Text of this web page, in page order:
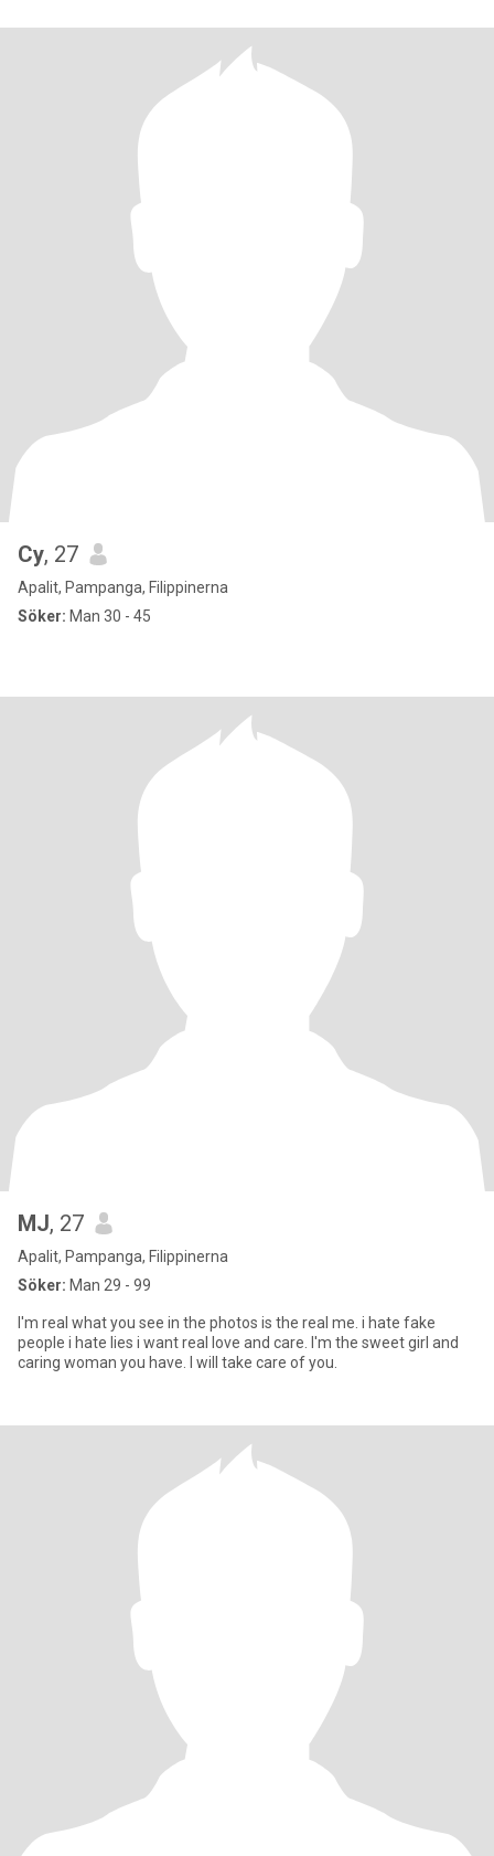
Cy, 27
Apalit, Pampanga, Filippinerna
Söker: Man 30 - 45
MJ, 27
Apalit, Pampanga, Filippinerna
Söker: Man 29 - 99
I'm real what you see in the photos is the real me. i hate fake
people i hate lies i want real love and care. I'm the sweet girl and
caring woman you have. I will take care of you.